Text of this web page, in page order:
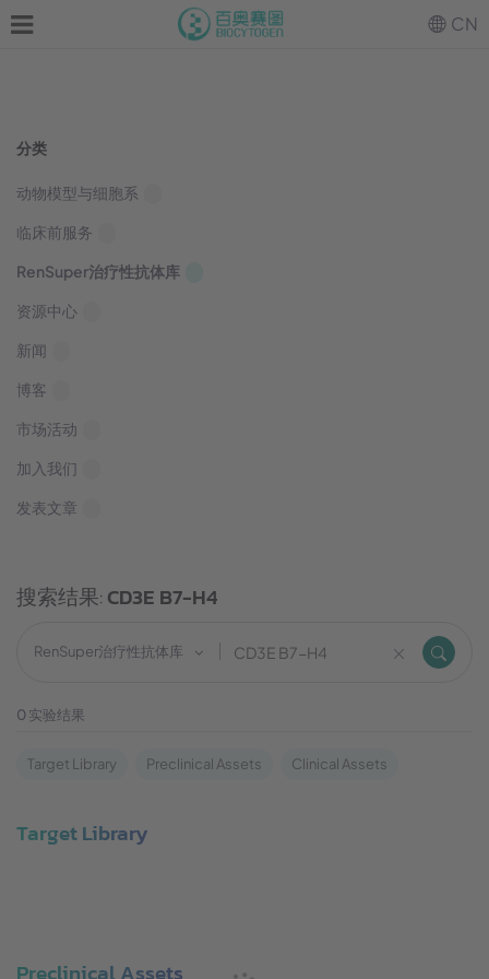
分类
动物模型与细胞系
临床前服务
RenSuper治疗性抗体库
资源中心
新闻
博客
市场活动
加入我们
发表文章
搜索结果: CD3E B7-H4
RenSuper治疗性抗体库
0 实验结果
Target Library Preclinical Assets Clinical Assets
Target Library
CN